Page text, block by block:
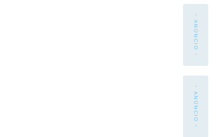
- ANÚNCIO -
- ANÚNCIO -